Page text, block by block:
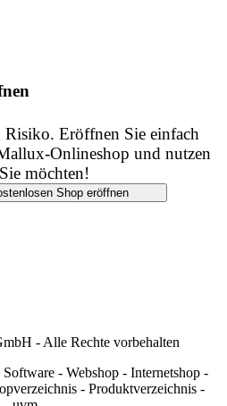
Eröffnen Sie einfach
Onlineshop und nutzen
möchten!
- Alle Rechte vorbehalten
- Webshop - Internetshop -
- Produktverzeichnis -